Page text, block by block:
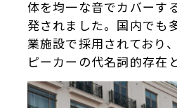
体を均一な音でカバーす
発されました。国内でも
業施設で採用されており
ピーカーの代名詞的存在